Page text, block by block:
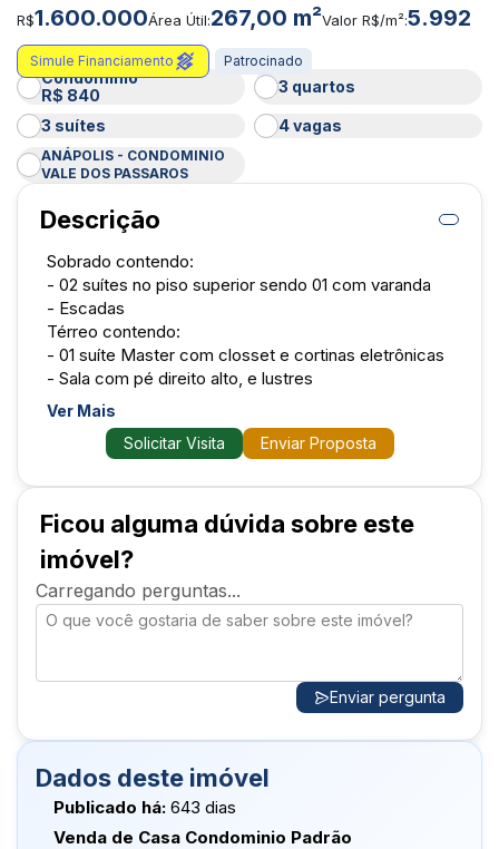
R$1.600.000Área Útil:267,00 m²Valor R$/m²:5.992
Patrocinado
Simule Financiamento
Condomínio
R$ 840
3 quartos
3 suítes 4 vagas
ANÁPOLIS - CONDOMINIO
VALE DOS PASSAROS
Descrição
Sobrado contendo:
- 02 suítes no piso superior sendo 01 com varanda
- Escadas
Térreo contendo:
- 01 suíte Master com closset e cortinas eletrônicas
- Sala com pé direito alto, e lustres
- Cozinha com armários planejados fogão cooktop
- Área gourmet com churrasqueira
- 01 banheiro social na area externa
- Área de serviço
- Garagem para 03 carros,
Corredores,
Ver Mais
Solicitar Visita
Enviar Proposta
Ficou alguma dúvida sobre este
imóvel?
Carregando perguntas...
Enviar pergunta
Dados deste imóvel
Publicado há: 643 dias
Venda de Casa Condominio Padrão